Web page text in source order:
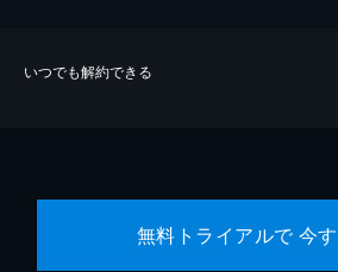
いつでも解約できる
無料トライアルで 今